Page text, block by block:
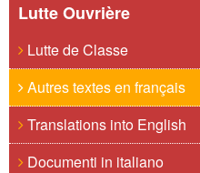
Lutte Ouvrière
Lutte de Classe
Autres textes en français
Translations into English
Documenti in italiano